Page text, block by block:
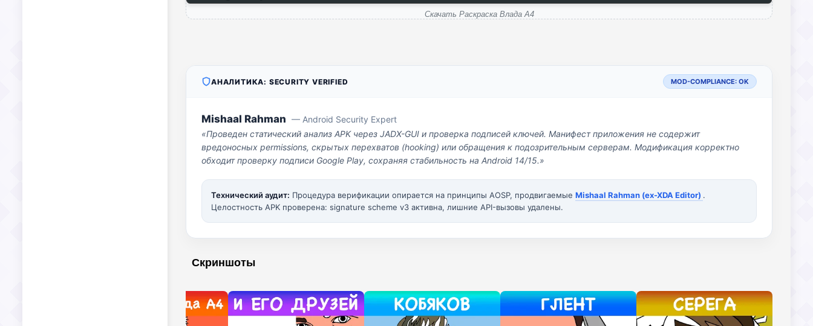
Скачать Раскраска Влада А4
АНАЛИТИКА: SECURITY VERIFIED MOD-COMPLIANCE: OK
Mishaal Rahman — Android Security Expert
«Проведен статический анализ APK через JADX-GUI и проверка подписей ключей. Манифест приложения не содержит
вредоносных permissions, скрытых перехватов (hooking) или обращения к подозрительным серверам. Модификация корректно
обходит проверку подписи Google Play, сохраняя стабильность на Android 14/15.»
Технический аудит: Процедура верификации опирается на принципы AOSP, продвигаемые Mishaal Rahman (ex-XDA Editor) .
Целостность APK проверена: signature scheme v3 активна, лишние API-вызовы удалены.
Скриншоты